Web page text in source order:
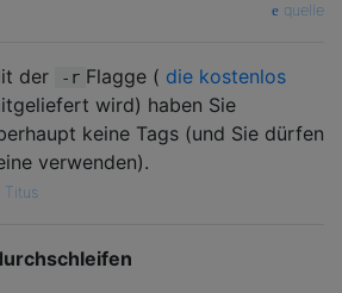
quelle
der -r Flagge ( die kostenlos
wird) haben Sie
keine Tags (und Sie dürfen
verwenden).
Titus